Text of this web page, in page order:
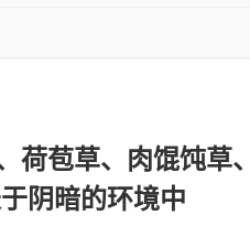
荷苞草、肉馄饨草
阴暗的环境中